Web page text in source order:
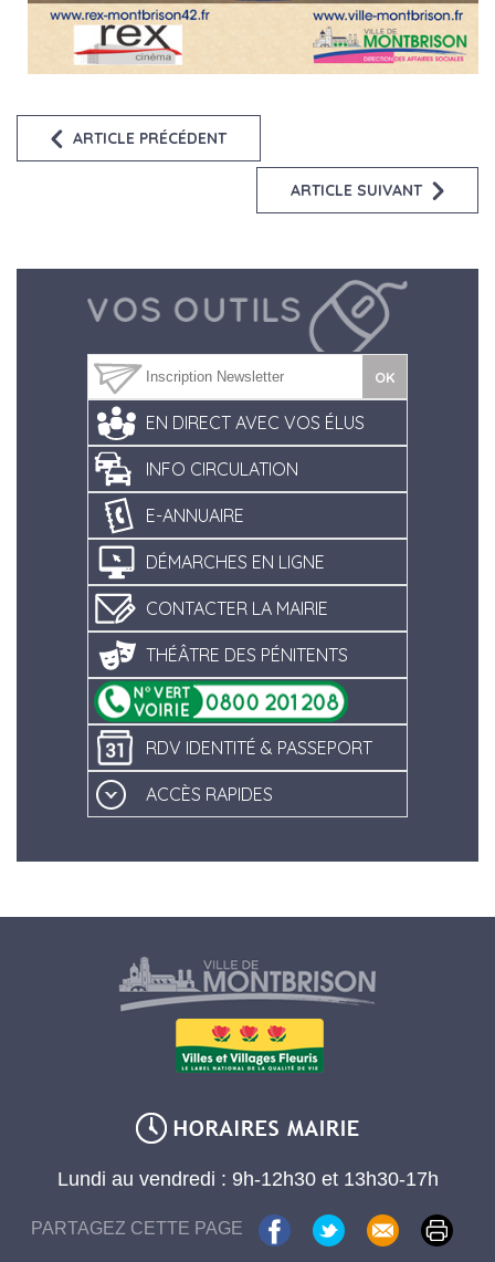
ARTICLE PRÉCÉDENT
ARTICLE SUIVANT
EN DIRECT AVEC VOS ÉLUS
INFO CIRCULATION
E-ANNUAIRE
DÉMARCHES EN LIGNE
CONTACTER LA MAIRIE
THÉÂTRE DES PÉNITENTS
RDV IDENTITÉ & PASSEPORT
ACCÈS RAPIDES
Lundi au vendredi : 9h-12h30 et 13h30-17h
PARTAGEZ CETTE PAGE